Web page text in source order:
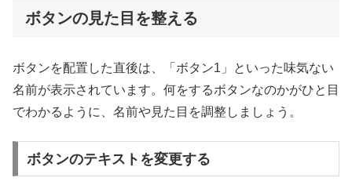
ボタンの見た目を整える
ボタンを配置した直後は、「ボタン1」といった味気ない
名前が表示されています。何をするボタンなのかがひと目
でわかるように、名前や見た目を調整しましょう。
ボタンのテキストを変更する